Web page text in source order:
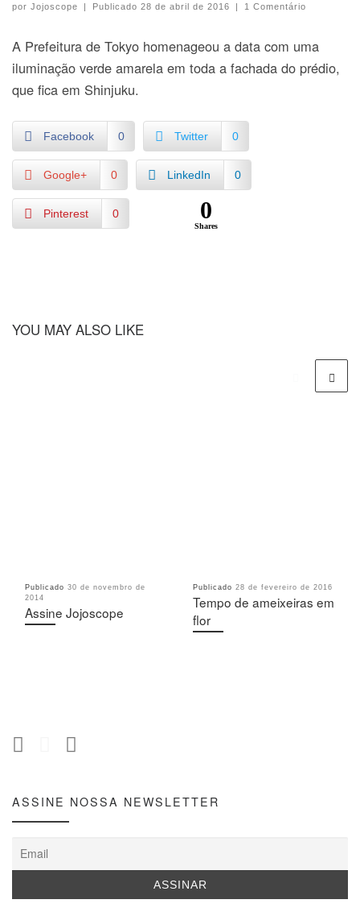
por Jojoscope | Publicado28 de abril de 2016 | 1 Comentário
A Prefeitura de Tokyo homenageou a data com uma
iluminação verde amarela em toda a fachada do prédio,
que fica em Shinjuku.
Facebook 0 Twitter 0
Google+ 0 LinkedIn 0
Pinterest 0 0
Shares
YOU MAY ALSO LIKE
Publicado 30 de novembro de
2014
Assine Jojoscope
Publicado 28 de fevereiro de 2016
Tempo de ameixeiras em
flor
ASSINE NOSSA NEWSLETTER